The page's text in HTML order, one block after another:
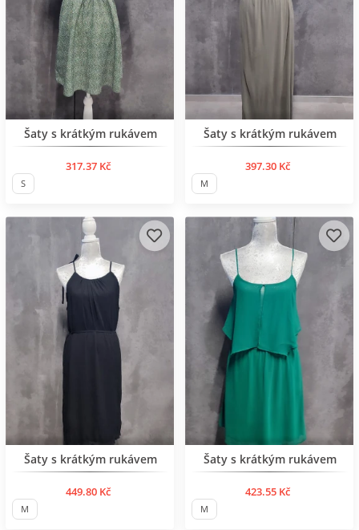
Нов продукт
Šaty s krátkým rukávem
317.37 Kč
S
Нов продукт
Šaty s krátkým rukávem
397.30 Kč
M
Нов продукт
Šaty s krátkým rukávem
449.80 Kč
M
Нов продукт
Šaty s krátkým rukávem
423.55 Kč
M